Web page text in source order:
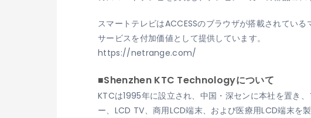
スマートテレビはACCESSのブラウザが搭載されてい
サービスを付加価値として提供しています。
https://netrange.com/
■Shenzhen KTC Technologyについて
KTCは1995年に設立され、中国・深センに本社を置き
ー、LCD TV、商用LCD端末、および医療用LCD端末を